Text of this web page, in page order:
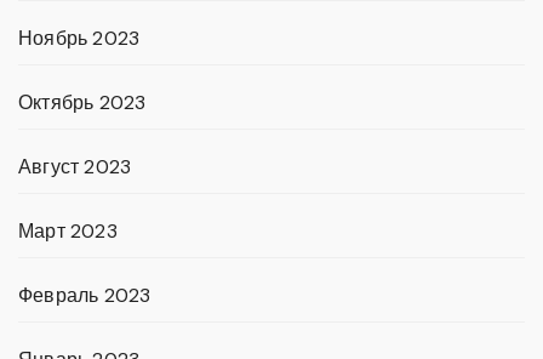
Ноябрь 2023
Октябрь 2023
Август 2023
Март 2023
Февраль 2023